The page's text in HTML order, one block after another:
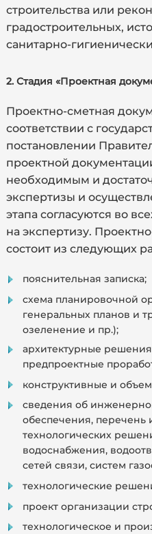
строительства или
градостроительных,
санитарно-
2. Стадия «Проектная
Проектно-сметная
соответствии с
постановлении
проектной
необходимым и
экспертизы и
этапа согласуются во
на экспертизу.
состоит из следующих
пояснительная записка;
схема планировочной
генеральных планов и
озеленение и пр.);
архитектурные
предпроектные
конструктивные и
сведения об
обеспечения,
технологических
водоснабжения,
сетей связи, систем
технологические
проект организации
технологическое и